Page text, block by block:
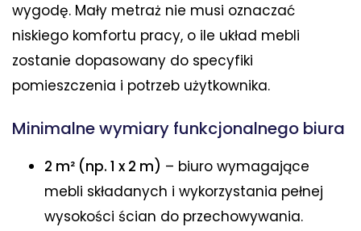
wygodę. Mały metraż nie musi oznaczać
niskiego komfortu pracy, o ile układ mebli
zostanie dopasowany do specyfiki
pomieszczenia i potrzeb użytkownika.
Minimalne wymiary funkcjonalnego biura
2 m² (np. 1 x 2 m) – biuro wymagające
mebli składanych i wykorzystania pełnej
wysokości ścian do przechowywania.